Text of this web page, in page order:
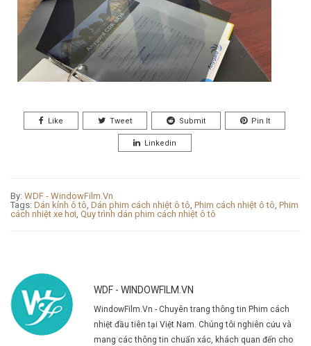
Like Tweet Submit Pin It
Linkedin
By: WDF - WindowFilm.Vn
Tags: Dán kính ô tô, Dán phim cách nhiệt ô tô, Phim cách nhiệt ô tô, Phim
cách nhiệt xe hơi, Quy trình dán phim cách nhiệt ô tô
WDF - WINDOWFILM.VN
WindowFilm.Vn - Chuyên trang thông tin Phim cách
nhiệt đầu tiên tại Việt Nam. Chúng tôi nghiên cứu và
mang các thông tin chuẩn xác, khách quan đến cho